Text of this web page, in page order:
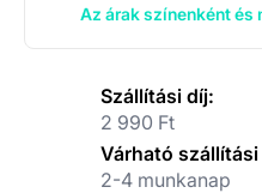
Az árak színenként és
Szállítási díj:
2 990 Ft
Várható
2-4 munkanap